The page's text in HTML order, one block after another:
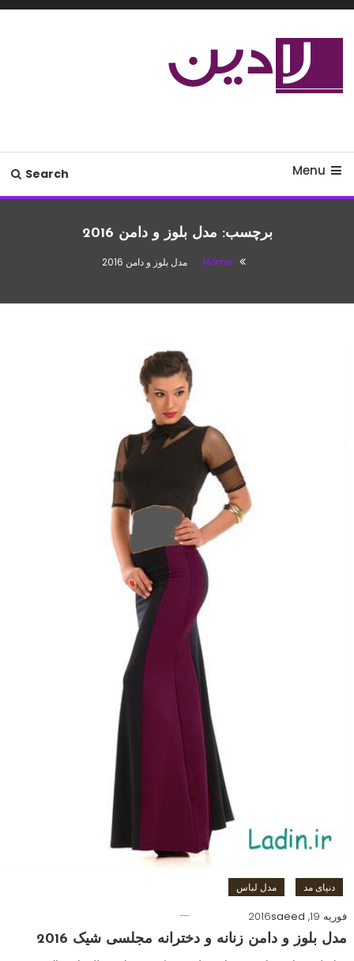
Skip
Menu
Search
برچسب: مدل بلوز و دامن 2016
Home مدل بلوز و دامن 2016
دنیای مد مدل لباس
فوریه 19, 2016
saeed
مدل بلوز و دامن زنانه و دخترانه مجلسی شیک 2016